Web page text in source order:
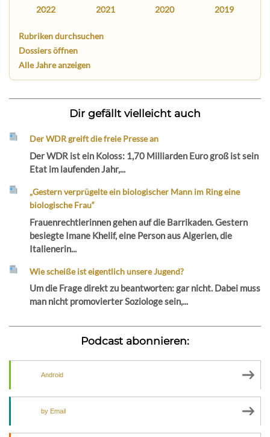
2022 2021 2020 2019
Rubriken durchsuchen
Dossiers öffnen
Alle Jahre anzeigen
Dir gefällt vielleicht auch
Der WDR greift die freie Presse an
Der WDR ist ein Koloss: 1,70 Milliarden Euro groß ist sein
Etat im laufenden Jahr,...
„Gestern verprügelte ein biologischer Mann im Ring eine
biologische Frau“
Frauenrechtlerinnen gehen auf die Barrikaden. Gestern
besiegte Imane Khelif, eine Person aus Algerien, die
Italienerin...
Wie scheiße ist eigentlich unsere Jugend?
Um die Frage direkt zu beantworten: gar nicht. Dabei muss
man nicht promovierter Soziologe sein,...
Podcast abonnieren:
Android
by Email